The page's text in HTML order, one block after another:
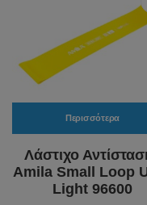
Περισσότερα
Λάστιχο
Amila Small Loop
Light 96600